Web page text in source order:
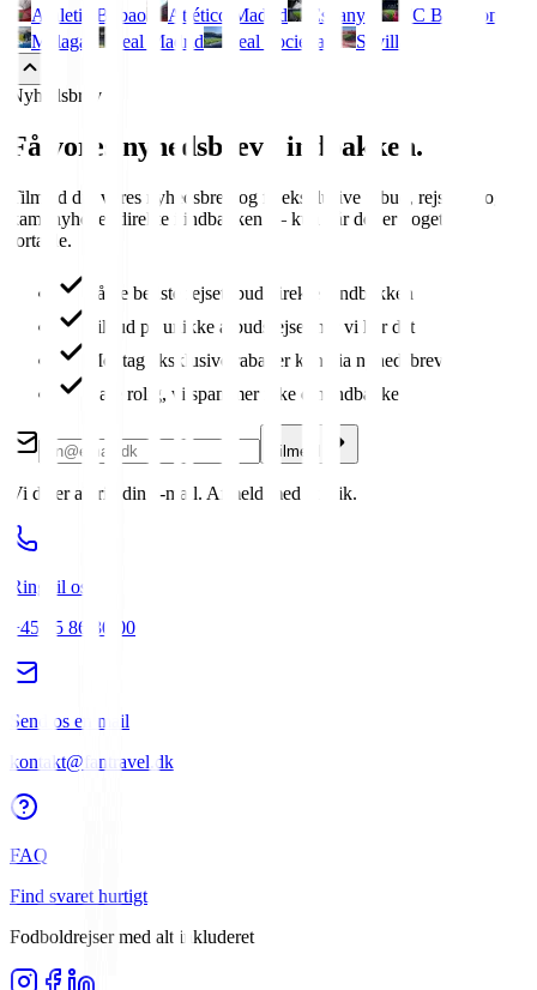
Athletic Bilbao Atlético Madrid Espanyol
FC Barcelona
Malaga
Real Madrid Real Sociedad Sevilla
Nyhedsbrev
Få vores nyhedsbrev i indbakken.
Tilmeld dig vores nyhedsbrev og få eksklusive tilbud, rejsetips og
kampnyheder direkte i indbakken — kun når der er noget at
fortælle.
Få de bedste rejsetilbud direkte i indbakken
Tilbud på unikke afbudsrejser når vi har det
Modtag eksklusive rabatter kun via nyhedsbrev
Bare rolig, vi spammer ikke din indbakke
Tilmeld
Vi deler aldrig din e-mail. Afmeld med ét klik.
Ring til os
+45 25 86 30 00
Send os en mail
kontakt@fantravel.dk
FAQ
Find svaret hurtigt
Fodboldrejser med alt inkluderet